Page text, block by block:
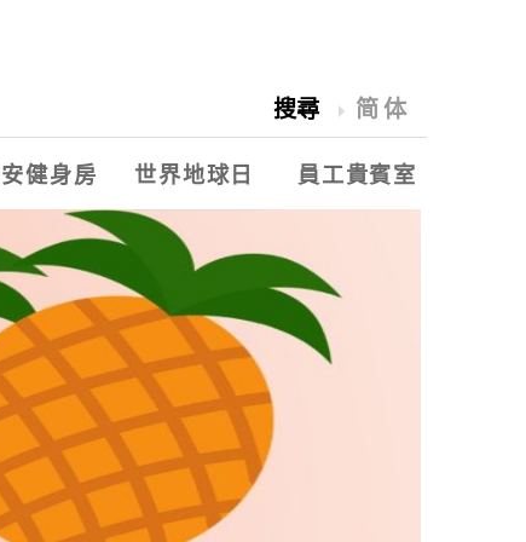
搜尋 简体
健身房 世界地球日
2018愛水祭
世界地球日
永豐餘能源季
員工貴賓室